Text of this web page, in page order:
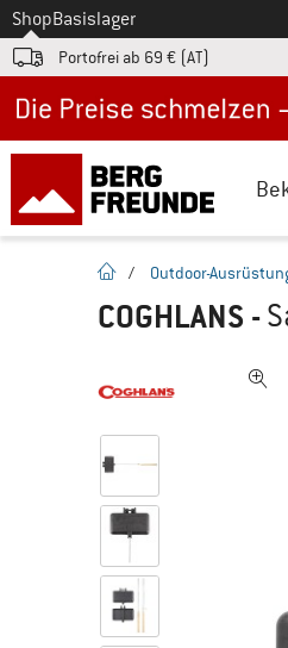
Zum
ShopBasislager
Portofrei ab 69 € (AT)
Startseite
/ Outdoor-
COGHLANS -